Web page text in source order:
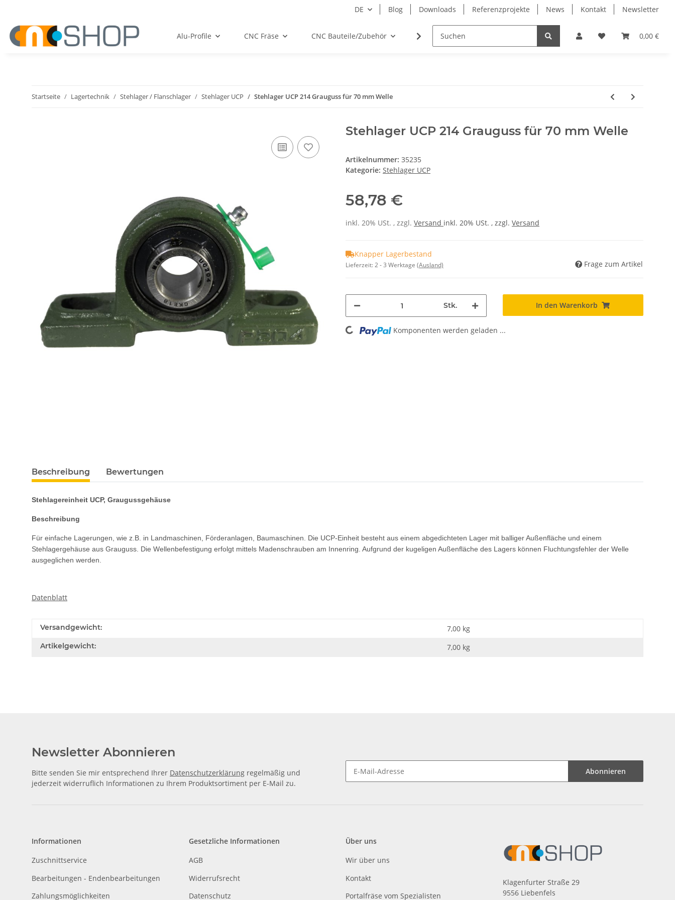
DE Blog Downloads Referenzprojekte News Kontakt Newsletter
0,00 €
Alu-Profile CNC Fräse CNC Bauteile/Zubehör Elektro Lagertechnik Lineartechnik
Startseite Lagertechnik Stehlager / Flanschlager Stehlager UCP Stehlager UCP 214 Grauguss für 70 mm Welle
Stehlager UCP 214 Grauguss für 70 mm Welle
Artikelnummer: 35235
Kategorie: Stehlager UCP
58,78 €
inkl. 20% USt. , zzgl. Versand inkl. 20% USt. , zzgl. Versand
Knapper Lagerbestand
Lieferzeit:2 - 3 Werktage (Ausland) Frage zum Artikel
Stk. In den Warenkorb
Loading... Komponenten werden geladen ...
Beschreibung Bewertungen
Stehlagereinheit UCP, Graugussgehäuse
Beschreibung
Für einfache Lagerungen, wie z.B. in Landmaschinen, Förderanlagen, Baumaschinen. Die UCP-Einheit besteht aus einem abgedichteten Lager mit balliger Außenfläche und einem
Stehlagergehäuse aus Grauguss. Die Wellenbefestigung erfolgt mittels Madenschrauben am Innenring. Aufgrund der kugeligen Außenfläche des Lagers können Fluchtungsfehler der Welle
ausgeglichen werden.
Datenblatt
Versandgewicht: 7,00 kg
Artikelgewicht: 7,00 kg
Newsletter Abonnieren
Bitte senden Sie mir entsprechend Ihrer Datenschutzerklärung regelmäßig und
jederzeit widerruflich Informationen zu Ihrem Produktsortiment per E-Mail zu.
Abonnieren
Informationen
Zuschnittservice
Bearbeitungen - Endenbearbeitungen
Zahlungsmöglichkeiten
Gesetzliche Informationen
AGB
Widerrufsrecht
Datenschutz
Über uns
Wir über uns
Kontakt
Portalfräse vom Spezialisten
Klagenfurter Straße 29
9556 Liebenfels